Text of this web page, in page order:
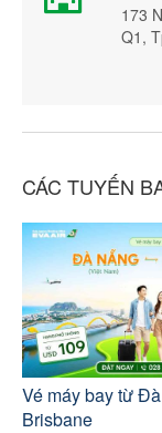
173
Q1,
CÁC TUYẾN
Vé máy bay từ
Brisbane